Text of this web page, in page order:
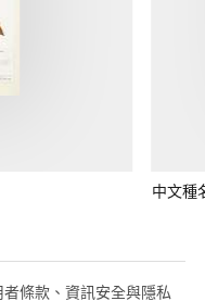
中文種
者條款、資訊安全與隱私